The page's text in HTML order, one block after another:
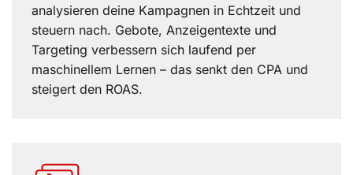
analysieren deine Kampagnen in Echtzeit und
steuern nach. Gebote, Anzeigentexte und
Targeting verbessern sich laufend per
maschinellem Lernen – das senkt den CPA und
steigert den ROAS.